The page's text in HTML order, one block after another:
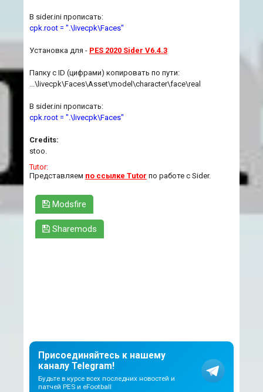
В sider.ini прописать:
cpk.root = ".\livecpk\Faces"
Установка для - PES 2020 Sider V6.4.3
Папку с ID (цифрами) копировать по пути:
...\livecpk\Faces\Asset\model\character\face\real
В sider.ini прописать:
cpk.root = ".\livecpk\Faces"
Credits:
stoo.
Tutor:
Представляем по ссылке Tutor по работе с Sider.
Modsfire
Sharemods
Присоединяйтесь к нашему
каналу Telegram!
Будьте в курсе всех последних новостей и
патчей PES и eFootball